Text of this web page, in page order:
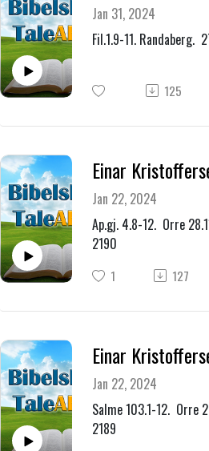
Jan 31, 2024
Fil.1.9-11. Randaberg.
125
Jan 22, 2024
Ap.gj. 4.8-12. Orre
2190
1 127
Jan 22, 2024
Salme 103.1-12. Orre
2189